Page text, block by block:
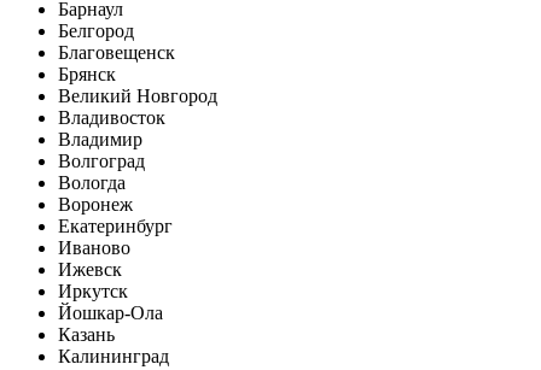
Барнаул
Белгород
Благовещенск
Брянск
Великий Новгород
Владивосток
Владимир
Волгоград
Вологда
Воронеж
Екатеринбург
Иваново
Ижевск
Иркутск
Йошкар-Ола
Казань
Калининград